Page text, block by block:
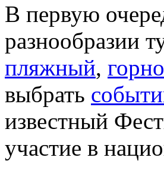
В первую
разнообразии
пляжный,
выбрать
известный
участие в